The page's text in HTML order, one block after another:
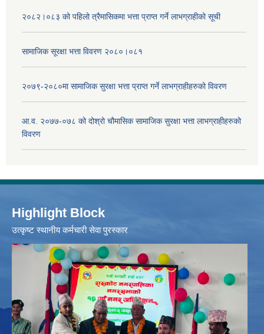
२०८२।०८३ को पहिलो त्रैमासिकमा भत्ता प्राप्‍त गर्ने लाभग्राहीको सूची
सामाजिक सूरक्षा भत्ता विवरण २०८०।०८१
२०७९-२०८०मा सामाजिक सुरक्षा भत्ता प्राप्त गर्ने लाभग्राहीहरुको विवरण
आ.व. २०७७-०७८ को दोश्रो चौमासिक सामाजिक सुरक्षा भत्ता लाभग्राहीहरुको
विवरण
Highlight Block
उत्‍कृष्ट स्थानीय कर्मचारी सेवा पुरस्कार